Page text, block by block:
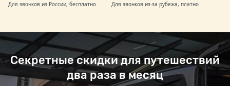
Для звонков из России, бесплатно Для звонков из-за рубежа, платно
Секретные скидки для путешествий
два раза в месяц